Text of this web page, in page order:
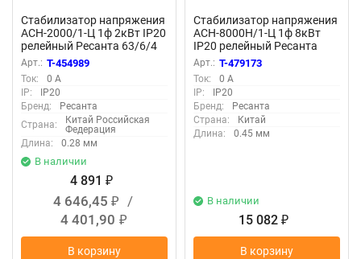
Стабилизатор напряжения
АСН-2000/1-Ц 1ф 2кВт IP20
релейный Ресанта 63/6/4
Арт.: T-454989
Ток:
0 А
IP:
IP20
Бренд:
Ресанта
Страна:
Китай Российская
Федерация
Длина:
0.28 мм
В наличии
4 891 ₽
4 646,45 ₽
/
4 401,90 ₽
В корзину
Стабилизатор напряжения
АСН-8000Н/1-Ц 1ф 8кВт
IP20 релейный Ресанта
63/6/17
Арт.: T-479173
Ток:
0 А
IP:
IP20
Бренд:
Ресанта
Страна:
Китай
Длина:
0.45 мм
В наличии
15 082 ₽
В корзину